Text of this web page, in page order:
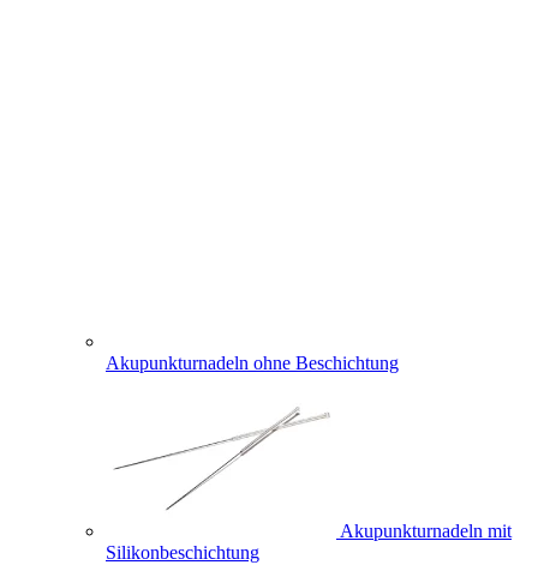
Akupunkturnadeln ohne Beschichtung
Akupunkturnadeln mit
Silikonbeschichtung